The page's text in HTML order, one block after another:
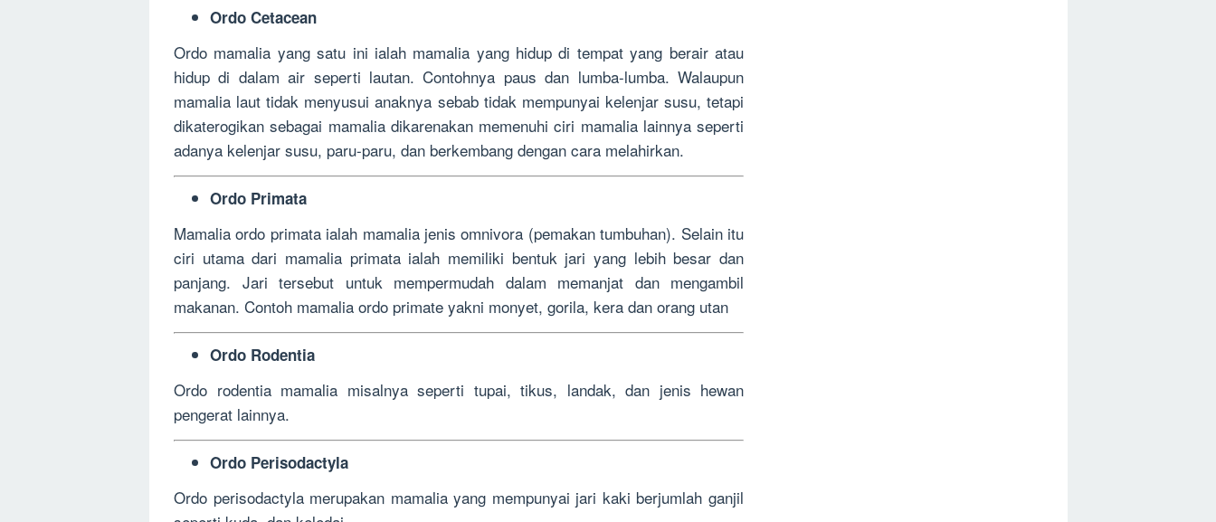
Ordo Cetacean
Ordo mamalia yang satu ini ialah mamalia yang hidup di tempat yang berair atau
hidup di dalam air seperti lautan. Contohnya paus dan lumba-lumba. Walaupun
mamalia laut tidak menyusui anaknya sebab tidak mempunyai kelenjar susu, tetapi
dikaterogikan sebagai mamalia dikarenakan memenuhi ciri mamalia lainnya seperti
adanya kelenjar susu, paru-paru, dan berkembang dengan cara melahirkan.
Ordo Primata
Mamalia ordo primata ialah mamalia jenis omnivora (pemakan tumbuhan). Selain itu
ciri utama dari mamalia primata ialah memiliki bentuk jari yang lebih besar dan
panjang. Jari tersebut untuk mempermudah dalam memanjat dan mengambil
makanan. Contoh mamalia ordo primate yakni monyet, gorila, kera dan orang utan
Ordo Rodentia
Ordo rodentia mamalia misalnya seperti tupai, tikus, landak, dan jenis hewan
pengerat lainnya.
Ordo Perisodactyla
Ordo perisodactyla merupakan mamalia yang mempunyai jari kaki berjumlah ganjil